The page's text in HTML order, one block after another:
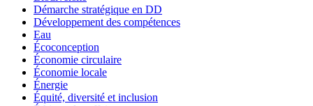
Démarche stratégique en DD
Développement des compétences
Eau
Écoconception
Économie circulaire
Économie locale
Énergie
Équité, diversité et inclusion